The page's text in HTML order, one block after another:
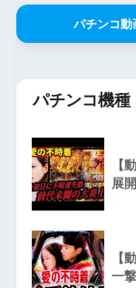
パチンコ動
パチンコ機種
【
展
【
一